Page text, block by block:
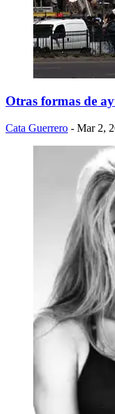
Otras formas de
Cata Guerrero - Mar 2,